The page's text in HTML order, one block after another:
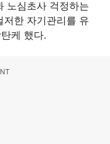
노심초사 걱정하는
한 자기관리를 유
케 했다.